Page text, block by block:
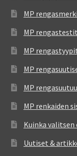
MP
MP rengastestit
MP
MP
MP
MP renkaiden
Kuinka
Uutiset &